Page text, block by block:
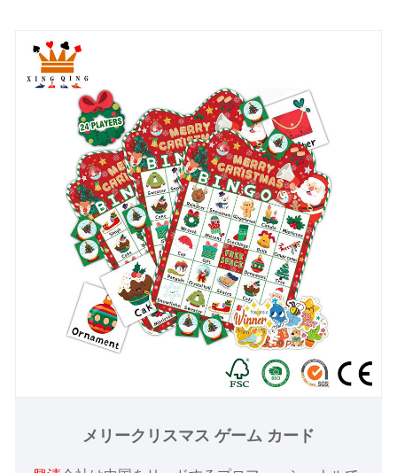
メリークリスマス ゲーム カード